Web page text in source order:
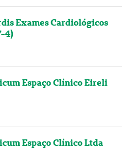
Exames Cardiológicos
4)
Espaço Clínico Eireli
Espaço Clínico Ltda